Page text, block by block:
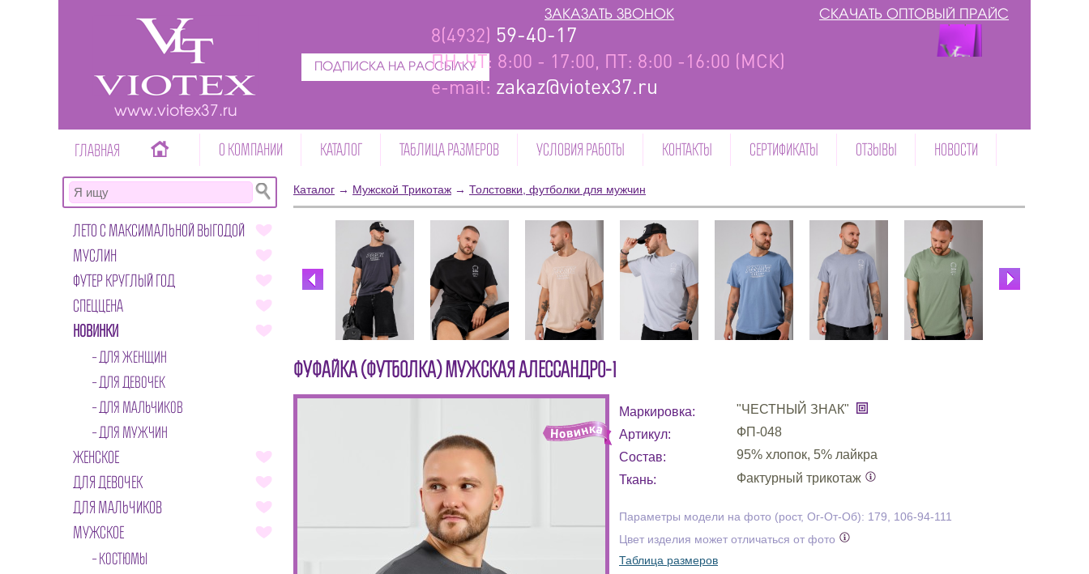
www.viotex37.ru
ПОДПИСКА НА РАССЫЛКУ
8(4932) 59-40-17
ПН-ЧТ: 8:00 - 17:00, ПТ: 8:00 -16:00 (МСК)
e-mail: zakaz@viotex37.ru
СКАЧАТЬ ОПТОВЫЙ ПРАЙС
ЗАКАЗАТЬ ЗВОНОК
ГЛАВНАЯ О КОМПАНИИ КАТАЛОГ ТАБЛИЦА РАЗМЕРОВ УСЛОВИЯ РАБОТЫ КОНТАКТЫ СЕРТИФИКАТЫ ОТЗЫВЫ НОВОСТИ
ЛЕТО С МАКСИМАЛЬНОЙ ВЫГОДОЙ
МУСЛИН
ФУТЕР КРУГЛЫЙ ГОД
СПЕЦЦЕНА
НОВИНКИ
ДЛЯ ЖЕНЩИН
ДЛЯ ДЕВОЧЕК
ДЛЯ МАЛЬЧИКОВ
ДЛЯ МУЖЧИН
ЖЕНСКОЕ
ДЛЯ ДЕВОЧЕК
ДЛЯ МАЛЬЧИКОВ
МУЖСКОЕ
КОСТЮМЫ
Каталог → Мужской Трикотаж → Толстовки, футболки для мужчин
ФУФАЙКА (ФУТБОЛКА) МУЖСКАЯ АЛЕССАНДРО-1
Маркировка:
"ЧЕСТНЫЙ ЗНАК"
Артикул:
ФП-048
Состав:
95% хлопок, 5% лайкра
Ткань:
Фактурный трикотаж
Параметры модели на фото (рост, Ог-От-Об): 179, 106-94-111
Цвет изделия может отличаться от фото
Таблица размеров